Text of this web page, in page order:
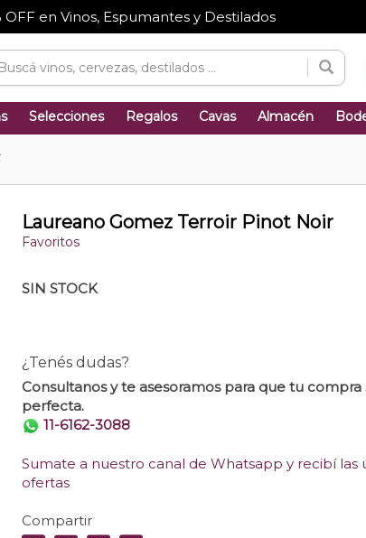
OFF en Vinos, Espumantes y Destilados
Selecciones Regalos Cavas Almacén
Laureano Gomez Terroir Pinot Noir
Favoritos
SIN STOCK
¿Tenés dudas?
Consultanos y te asesoramos para que tu compra
perfecta.
11-6162-3088
Sumate a nuestro canal de Whatsapp y recibí las
ofertas
Compartir